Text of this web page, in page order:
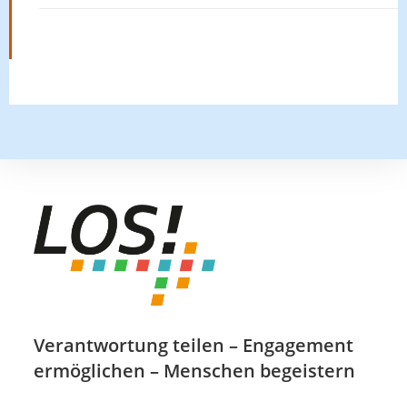
Verantwortung teilen – Engagement
ermöglichen – Menschen begeistern